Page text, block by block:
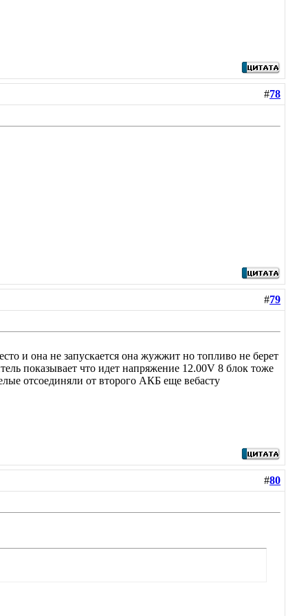
#78
#79
и она не запускается она жужжит но топливо не берет
показывает что идет напряжение 12.00V 8 блок тоже
отсоединяли от второго АКБ еще вебасту
#80